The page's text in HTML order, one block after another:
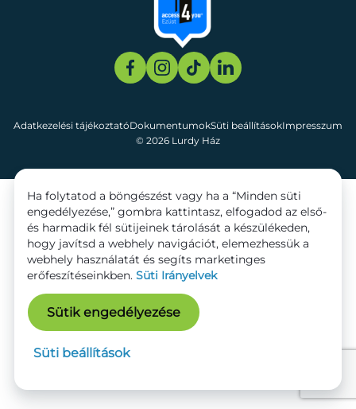
© 2026 Lurdy Ház
Adatkezelési tájékoztatóDokumentumokSüti beállításokImpresszum
Ha folytatod a böngészést vagy ha a “Minden süti
engedélyezése,” gombra kattintasz, elfogadod az első-
és harmadik fél sütijeinek tárolását a készülékeden,
hogy javítsd a webhely navigációt, elemezhessük a
webhely használatát és segíts marketinges
erőfeszítéseinkben. Süti Irányelvek
Sütik engedélyezése
Süti beállítások